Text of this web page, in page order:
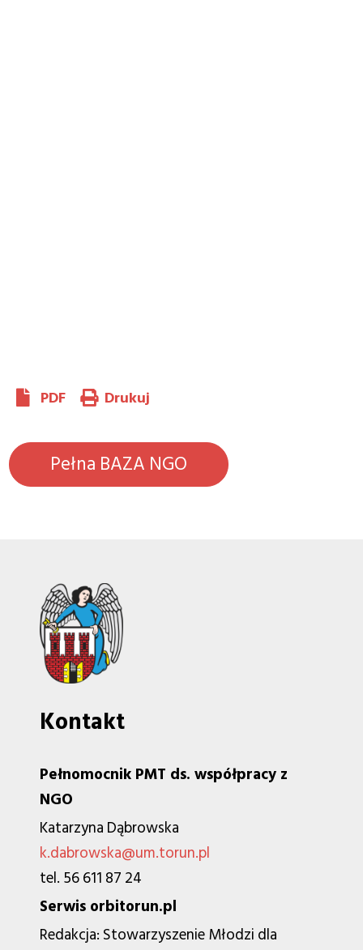
PDF Drukuj
Pełna BAZA NGO
Kontakt
Pełnomocnik PMT ds. współpracy z
NGO
Katarzyna Dąbrowska
k.dabrowska@um.torun.pl
tel. 56 611 87 24
Serwis orbitorun.pl
Redakcja: Stowarzyszenie Młodzi dla